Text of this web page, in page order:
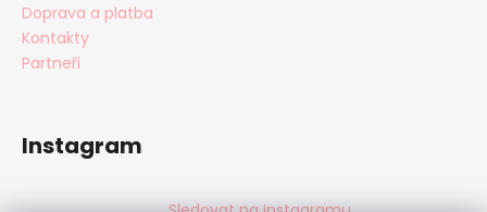
Doprava a platba
Kontakty
Partneři
Instagram